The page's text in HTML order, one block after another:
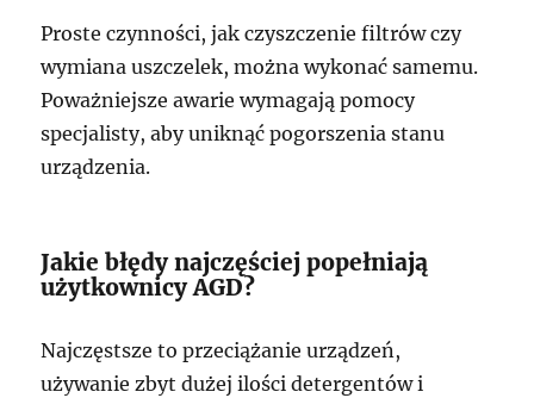
Proste czynności, jak czyszczenie filtrów czy
wymiana uszczelek, można wykonać samemu.
Poważniejsze awarie wymagają pomocy
specjalisty, aby uniknąć pogorszenia stanu
urządzenia.
Jakie błędy najczęściej popełniają
użytkownicy AGD?
Najczęstsze to przeciążanie urządzeń,
używanie zbyt dużej ilości detergentów i